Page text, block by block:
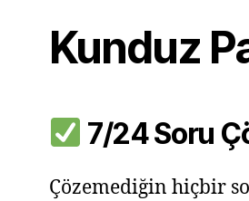
Kunduz
7/24 Soru
Çözemediğin hiçbir